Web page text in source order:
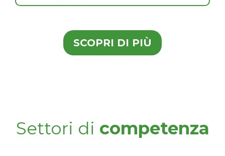
SCOPRI DI PIÙ
Settori di competenza